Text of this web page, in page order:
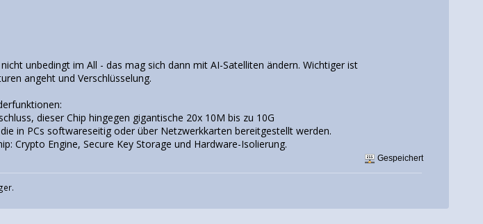
unbedingt im All - das mag sich dann mit AI-Satelliten ändern. Wichtiger ist
angeht und Verschlüsselung.
dieser Chip hingegen gigantische 20x 10M bis zu 10G
in PCs softwareseitig oder über Netzwerkkarten bereitgestellt werden.
Crypto Engine, Secure Key Storage und Hardware-Isolierung.
Gespeichert